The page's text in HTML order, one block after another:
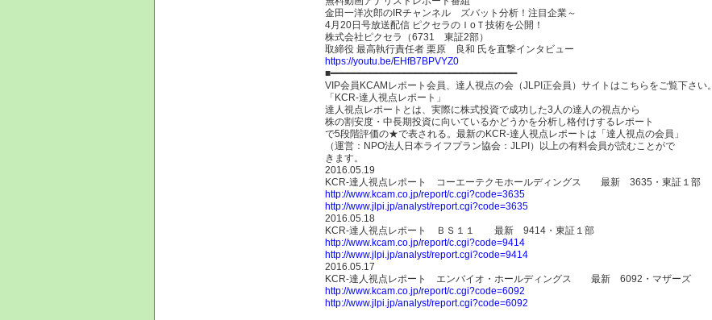
金田一洋次郎のIRチャンネル ズバット分析！注目企業～
4月20日号放送配信 ピクセラのＩoＴ技術を公開！
株式会社ピクセラ（6731 東証2部）
取締役 最高執行責任者 栗原 良和 氏を直撃インタビュー
https://youtu.be/EHfB7BPVYZ0
■━━━━━━━━━━━━━━━━━━━━━━━━━━━━━━━━━
VIP会員KCAMレポート会員、達人視点の会（JLPI正会員）サイトはこちらをご覧下さい。
「KCR-達人視点レポート」
達人視点レポートとは、実際に株式投資で成功した3人の達人の視点から
株の割安度・中長期投資に向いているかどうかを分析し格付けするレポート
で5段階評価の★で表される。最新のKCR-達人視点レポートは「達人視点の会員」
（運営：NPO法人日本ライフプラン協会：JLPI）以上の有料会員が読むことがで
きます。
2016.05.19
KCR-達人視点レポート コーエーテクモホールディングス 最新 3635・東証１部
http://www.kcam.co.jp/report/c.cgi?code=3635
http://www.jlpi.jp/analyst/report.cgi?code=3635
2016.05.18
KCR-達人視点レポート ＢＳ１１ 最新 9414・東証１部
http://www.kcam.co.jp/report/c.cgi?code=9414
http://www.jlpi.jp/analyst/report.cgi?code=9414
2016.05.17
KCR-達人視点レポート エンバイオ・ホールディングス 最新 6092・マザーズ
http://www.kcam.co.jp/report/c.cgi?code=6092
http://www.jlpi.jp/analyst/report.cgi?code=6092